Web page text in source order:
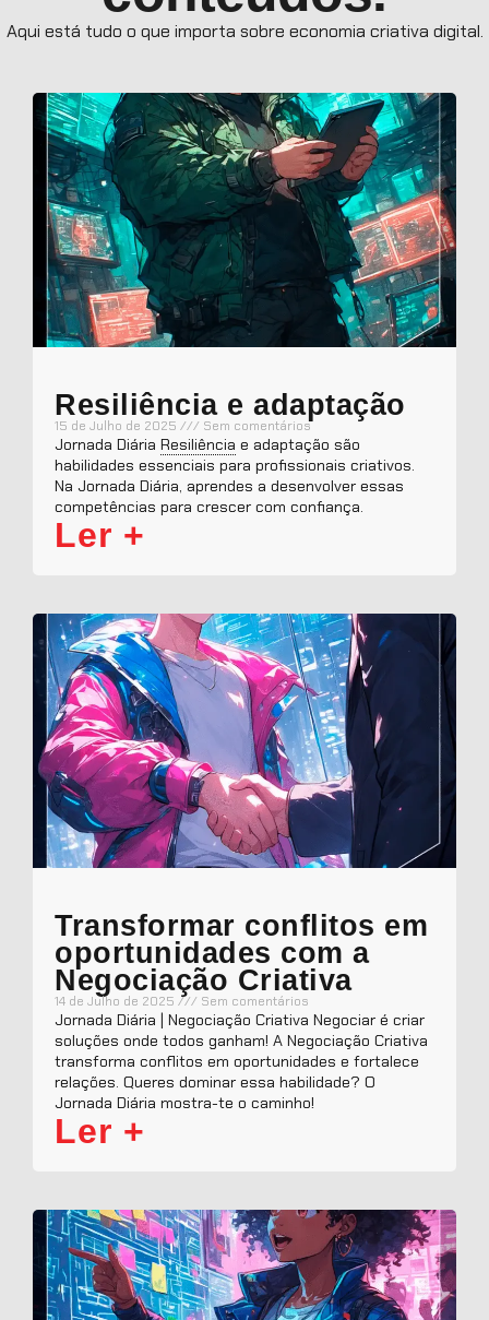
Aqui está tudo o que importa sobre economia criativa digital.
Resiliência e adaptação
15 de Julho de 2025 Sem comentários
Jornada Diária Resiliência e adaptação são
habilidades essenciais para profissionais criativos.
Na Jornada Diária, aprendes a desenvolver essas
competências para crescer com confiança.
Ler +
Transformar conflitos em
oportunidades com a
Negociação Criativa
14 de Julho de 2025 Sem comentários
Jornada Diária | Negociação Criativa Negociar é criar
soluções onde todos ganham! A Negociação Criativa
transforma conflitos em oportunidades e fortalece
relações. Queres dominar essa habilidade? O
Jornada Diária mostra-te o caminho!
Ler +